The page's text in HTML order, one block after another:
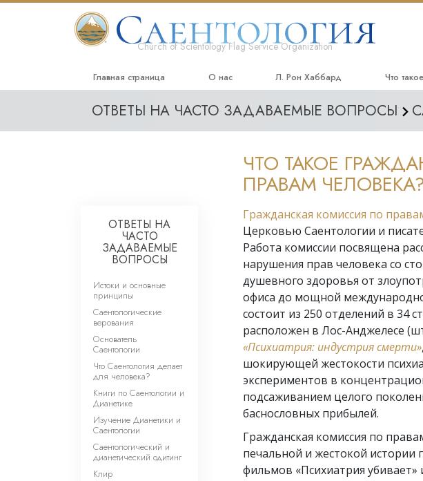
Church of Scientology Flag Service Organization
Главная страница О нас Л. Рон Хаббард Что
Что
Внутри
Любовь и
Что
ОТВЕТЫ НА ЧАСТО ЗАДАВАЕМЫЕ ВОПРОСЫ
ЧТО ТАКОЕ
ПРАВАМ
Гражданская комиссия по
Церковью Саентологии и
Работа комиссии посвящена
нарушения прав человека со
душевного здоровья от
офиса до мощной
состоит из 250 отделений в 34
расположен в Лос-Анджелесе
«Психиатрия: индустрия смерти»
шокирующей жестокости
экспериментов в
подсаживанием целого
баснословных прибылей.
Гражданская комиссия по
печальной и жестокой истории
фильмов «Психиатрия убивает»
ОТВЕТЫ НА
ЧАСТО
ЗАДАВАЕМЫЕ
ВОПРОСЫ
Истоки и основные
принципы
Саентологические
верования
Основатель
Саентологии
Что Саентология делает
для человека?
Книги по Саентологии и
Дианетике
Изучение Дианетики и
Саентологии
Саентологический и
дианетический одитинг
Клир